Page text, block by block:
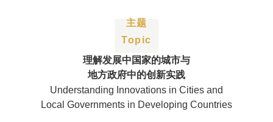
主题
Topic
理解发展中国家的城市与
地方政府中的创新实践
Understanding Innovations in Cities and
Local Governments in Developing Countries